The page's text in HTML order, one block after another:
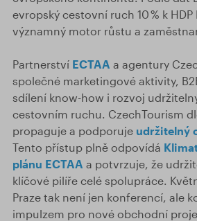
evropský cestovní ruch 10 % k
významný motor růstu a
Partnerství ECTAA a agentury
společné marketingové aktivity,
sdílení know-how i rozvoj
cestovním ruchu. CzechTourism
propaguje a podporuje udržitelný
Tento přístup plně odpovídá
plánu ECTAA a potvrzuje, že
klíčové pilíře celé spolupráce.
Praze tak není jen konferencí, ale
impulzem pro nové obchodní